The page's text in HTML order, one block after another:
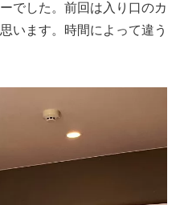
でした。前回は入り口のカ
います。時間によって違う